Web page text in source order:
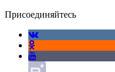
Присоединяйтесь